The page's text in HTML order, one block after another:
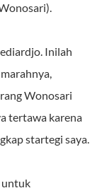
Inilah
Wonosari
tertawa karena
startegi saya.
untuk